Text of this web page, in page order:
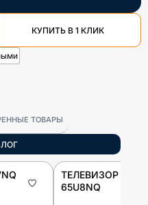
КУПИТЬ В 1 КЛИК
ТОВАРЫ
ТЕЛЕВИЗОР
65U8NQ